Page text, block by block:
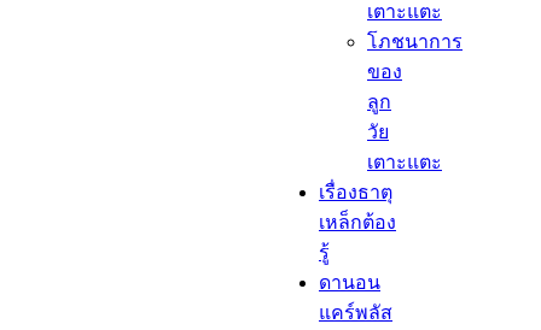
เตาะแตะ
โภชนาการ
ของ
ลูก
วัย
เตาะแตะ
เรื่องธาตุ
เหล็กต้อง
รู้​
ดานอน
แคร์พลัส